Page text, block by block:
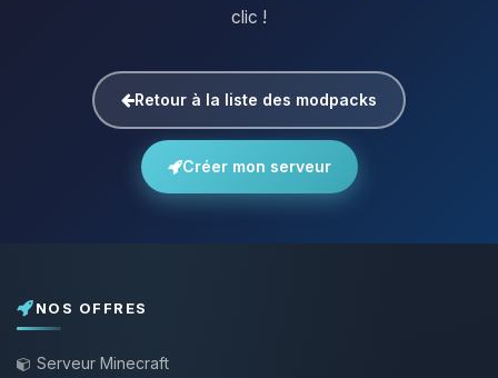
clic !
Retour à la liste des modpacks
Créer mon serveur
NOS OFFRES
Serveur Minecraft